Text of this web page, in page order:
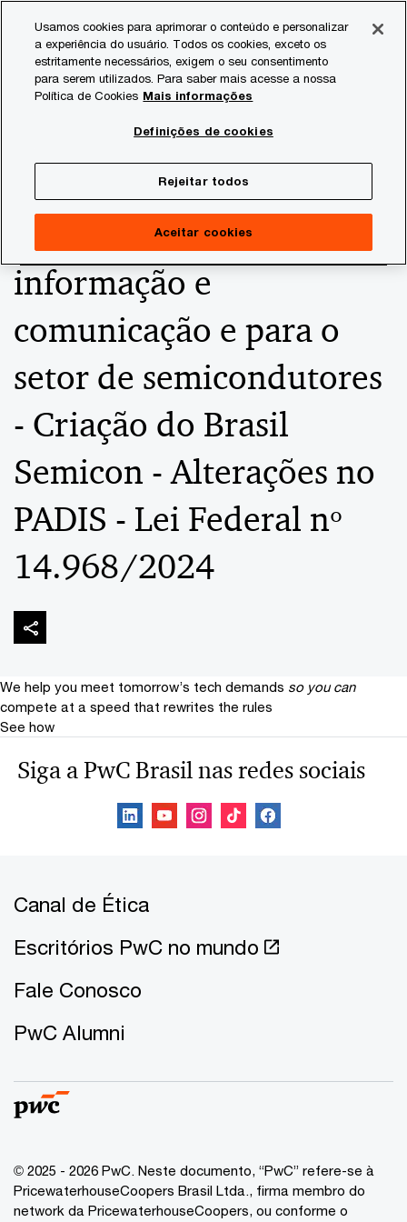
content
footer
Consultoria Tributária
Aperfeiçoamento da
política industrial para o
setor de tecnologias da
informação e
comunicação e para o
setor de semicondutores
- Criação do Brasil
Semicon - Alterações no
PADIS - Lei Federal nº
14.968/2024
We help you meet tomorrow’s tech demands so you can
compete at a speed that rewrites the rules
See how
Siga a PwC Brasil nas redes sociais
Canal de Ética
Escritórios PwC no mundo
Fale Conosco
PwC Alumni
© 2025 - 2026 PwC. Neste documento, “PwC” refere-se à
PricewaterhouseCoopers Brasil Ltda., firma membro do
network da PricewaterhouseCoopers, ou conforme o
Usamos cookies para aprimorar o conteúdo e personalizar
a experiência do usuário. Todos os cookies, exceto os
estritamente necessários, exigem o seu consentimento
para serem utilizados. Para saber mais acesse a nossa
Política de Cookies Mais informações
Definições de cookies
Rejeitar todos
Aceitar cookies